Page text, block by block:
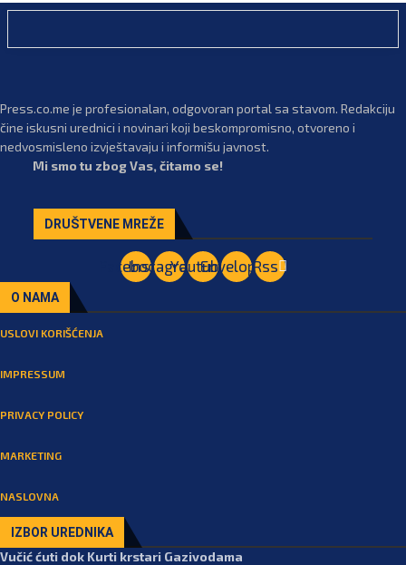
Press.co.me je profesionalan, odgovoran portal sa stavom. Redakciju
čine iskusni urednici i novinari koji beskompromisno, otvoreno i
nedvosmisleno izvještavaju i informišu javnost.
Mi smo tu zbog Vas, čitamo se!
DRUŠTVENE MREŽE
Facebook
Instagram
YoutubeEnvelopeRss
O NAMA
USLOVI KORIŠĆENJA
IMPRESSUM
PRIVACY POLICY
MARKETING
NASLOVNA
IZBOR UREDNIKA
Vučić ćuti dok Kurti krstari Gazivodama